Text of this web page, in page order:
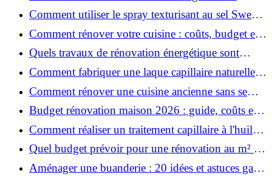
rentabilité de votre parc immobilier ?
Comment utiliser le spray texturisant au sel Sweet
Salt pour des cheveux effet plage ?
Comment rénover votre cuisine : coûts, budget et
astuces bois ?
Quels travaux de rénovation énergétique sont
éligibles à MaPrimeRénov' ?
Comment fabriquer une laque capillaire naturelle
maison ?
Comment rénover une cuisine ancienne sans se
ruiner ?
Budget rénovation maison 2026 : guide, coûts et
astuces
Comment réaliser un traitement capillaire à l'huile
maison efficace ?
Quel budget prévoir pour une rénovation au m² en
2026 ?
Aménager une buanderie : 20 idées et astuces gain